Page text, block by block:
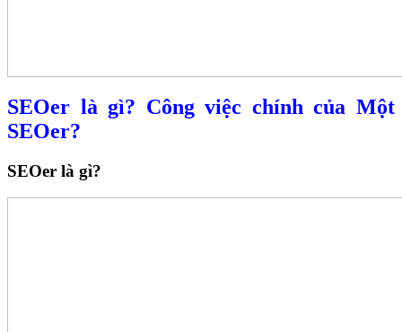
SEOer là gì? Công việc chính của Một
SEOer?
SEOer là gì?